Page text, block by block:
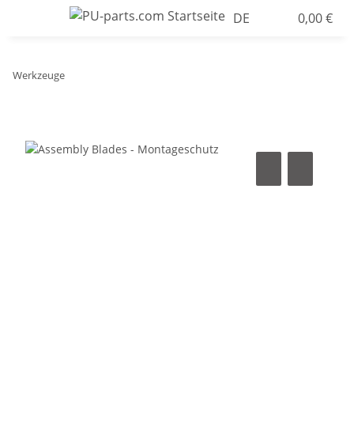
DE 0,00 €
Werkzeuge